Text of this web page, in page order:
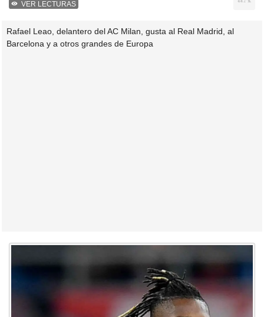
VER LECTURAS
Rafael Leao, delantero del AC Milan, gusta al Real Madrid, al
Barcelona y a otros grandes de Europa